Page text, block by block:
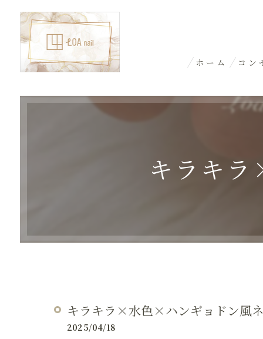
ホーム コン
キラキ
キラキラ×水色×ハンギョドン風
2025/04/18